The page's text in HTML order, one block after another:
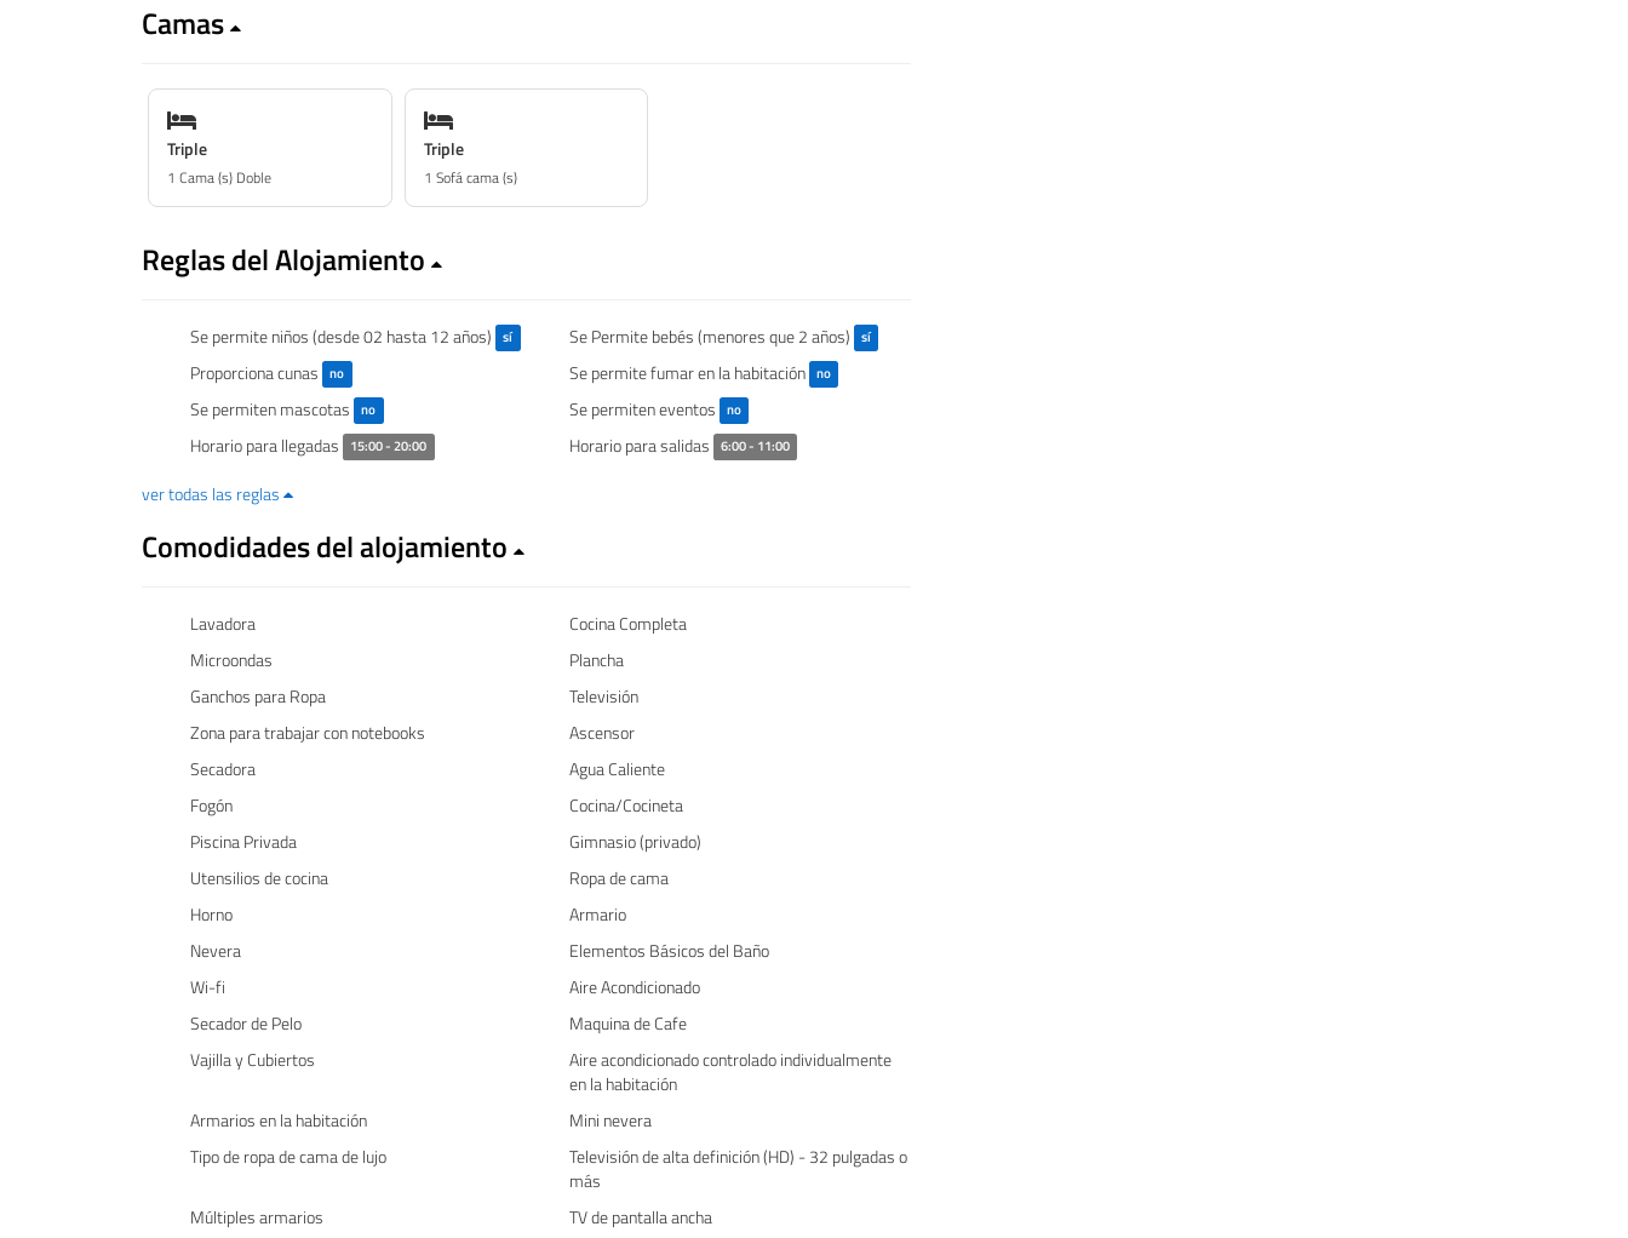
Camas
Triple
1 Cama (s) Doble
Triple
1 Sofá cama (s)
Reglas del Alojamiento
Se permite niños (desde 02 hasta 12 años) sí Se Permite bebés (menores que 2 años) sí
Proporciona cunas no Se permite fumar en la habitación no
Se permiten mascotas no Se permiten eventos no
Horario para llegadas 15:00 - 20:00 Horario para salidas 6:00 - 11:00
ver todas las reglas
Comodidades del alojamiento
Lavadora
Cocina Completa
Microondas
Plancha
Ganchos para Ropa
Televisión
Zona para trabajar con notebooks
Ascensor
Secadora
Agua Caliente
Fogón
Cocina/Cocineta
Piscina Privada
Gimnasio (privado)
Utensilios de cocina
Ropa de cama
Horno
Armario
Nevera
Elementos Básicos del Baño
Wi-fi
Aire Acondicionado
Secador de Pelo
Maquina de Cafe
Vajilla y Cubiertos
Aire acondicionado controlado individualmente
en la habitación
Armarios en la habitación
Mini nevera
Tipo de ropa de cama de lujo
Televisión de alta definición (HD) - 32 pulgadas o
más
Múltiples armarios
TV de pantalla ancha